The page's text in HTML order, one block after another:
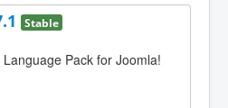
Stable
Pack for Joomla!